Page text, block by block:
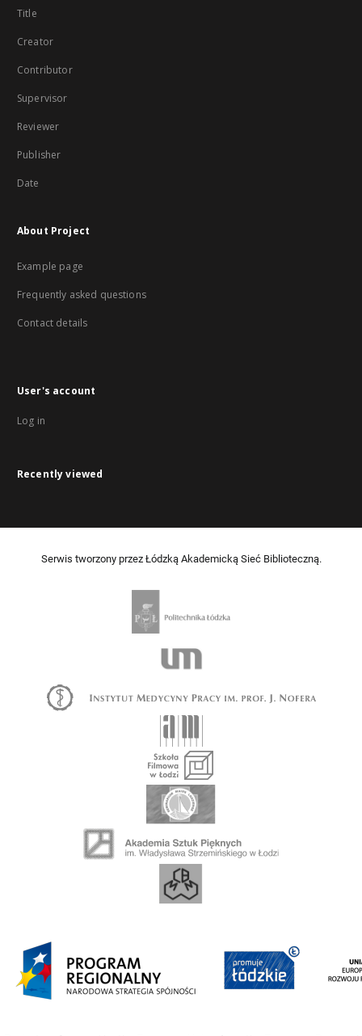
Title
Creator
Contributor
Supervisor
Reviewer
Publisher
Date
About Project
Example page
Frequently asked questions
Contact details
User's account
Log in
Recently viewed
Serwis tworzony przez Łódzką Akademicką Sieć Biblioteczną.